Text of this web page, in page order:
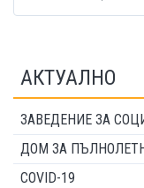
АКТУАЛНО
ЗАВЕДЕНИЕ ЗА
ДОМ ЗА
COVID-19